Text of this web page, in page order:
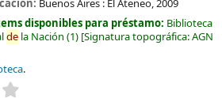
Buenos Aires : El Ateneo,2009
disponibles para préstamo: Biblioteca
de la Nación (1) Signatura topográfica:AGN
.